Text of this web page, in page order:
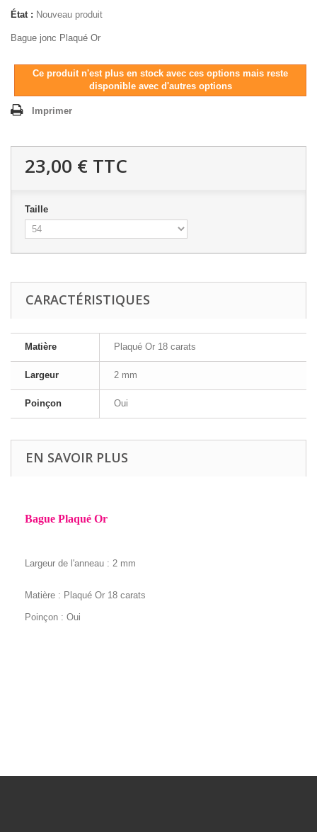
État : Nouveau produit
Bague jonc Plaqué Or
Ce produit n'est plus en stock avec ces options mais reste
disponible avec d'autres options
Imprimer
23,00 € TTC
Taille
CARACTÉRISTIQUES
Matière Plaqué Or 18 carats
Largeur 2 mm
Poinçon Oui
EN SAVOIR PLUS
Bague Plaqué Or
Largeur de l'anneau : 2 mm
Matière : Plaqué Or 18 carats
Poinçon : Oui